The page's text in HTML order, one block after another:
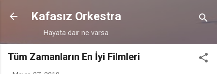
Ana içeriğe atla
Kafasız Orkestra
Hayata dair ne varsa
Tüm Zamanların En İyi Filmleri